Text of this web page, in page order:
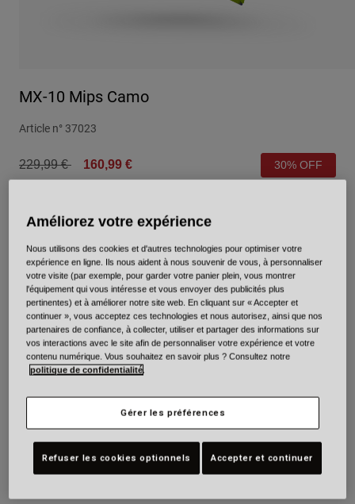
MX-10 Mips Camo
Article n° 37023
Price reduced from
229,99 €to 160,99 € 30% OFF
Jaune Fluorescent
sélectionné
Taille Tableau des tailles
Améliorez votre expérience
Nous utilisons des cookies et d'autres technologies pour optimiser votre
expérience en ligne. Ils nous aident à nous souvenir de vous, à personnaliser
votre visite (par exemple, pour garder votre panier plein, vous montrer
l'équipement qui vous intéresse et vous envoyer des publicités plus
pertinentes) et à améliorer notre site web. En cliquant sur « Accepter et
continuer », vous acceptez ces technologies et nous autorisez, ainsi que nos
partenaires de confiance, à collecter, utiliser et partager des informations sur
vos interactions avec le site afin de personnaliser votre expérience et votre
contenu numérique. Vous souhaitez en savoir plus ? Consultez notre
politique de confidentialité.
Gérer les préférences
Refuser les cookies optionnels Accepter et continuer